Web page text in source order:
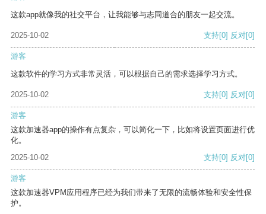
这款app就像我的社交平台，让我能够与志同道合的朋友一起交流。
2025-10-02 支持[0] 反对[0]
游客
这款软件的学习方式非常灵活，可以根据自己的需求选择学习方式。
2025-10-02 支持[0] 反对[0]
游客
这款加速器app的操作有点复杂，可以简化一下，比如将设置页面进行优
化。
2025-10-02
支持[0] 反对[0]
游客
这款加速器VPM应用程序已经为我们带来了无限的流畅体验和安全性保
护。